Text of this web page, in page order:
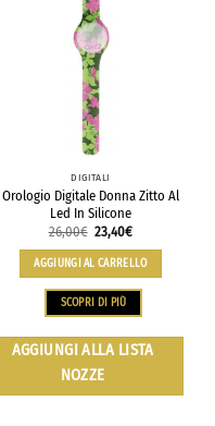
DIGITALI
Orologio Digitale Donna Zitto Al
Led In Silicone
26,00€ 23,40€
AGGIUNGI AL CARRELLO
SCOPRI DI PIÙ
AGGIUNGI ALLA LISTA
NOZZE